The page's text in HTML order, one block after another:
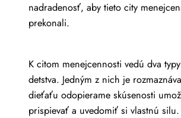
nadradenosť, aby tieto city
prekonali.
K citom menejcennosti vedú dva
detstva. Jedným z nich je
dieťaťu odopierame skúsenosti
prispievať a uvedomiť si vlastnú silu.